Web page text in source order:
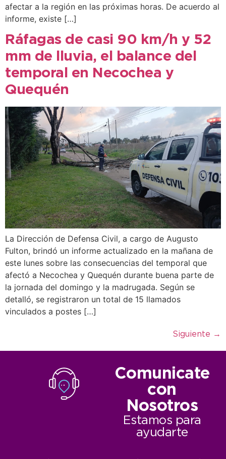
afectar a la región en las próximas horas. De acuerdo al
informe, existe […]
Ráfagas de casi 90 km/h y 52
mm de lluvia, el balance del
temporal en Necochea y
Quequén
La Dirección de Defensa Civil, a cargo de Augusto
Fulton, brindó un informe actualizado en la mañana de
este lunes sobre las consecuencias del temporal que
afectó a Necochea y Quequén durante buena parte de
la jornada del domingo y la madrugada. Según se
detalló, se registraron un total de 15 llamados
vinculados a postes […]
Siguiente →
Comunicate
con
Nosotros
Estamos para
ayudarte